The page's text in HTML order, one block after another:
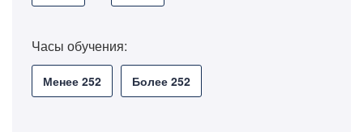
Часы обучения:
Менее 252 Более 252